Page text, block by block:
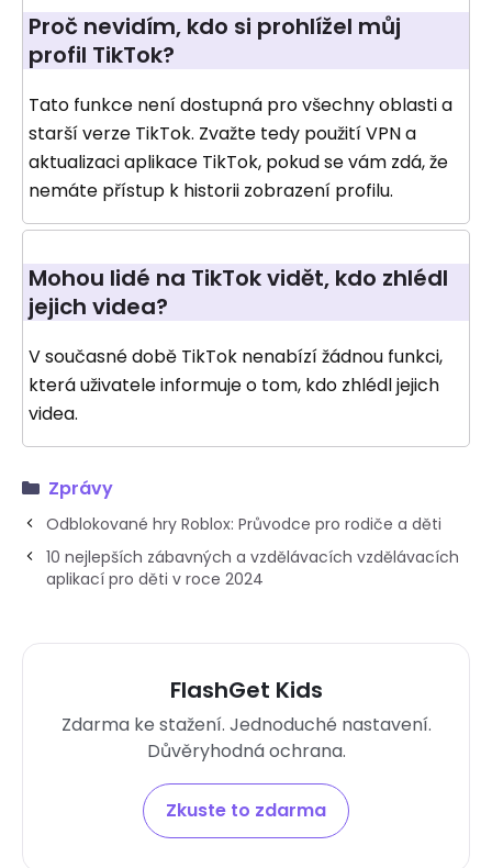
Proč nevidím, kdo si prohlížel můj
profil TikTok?
Tato funkce není dostupná pro všechny oblasti a
starší verze TikTok. Zvažte tedy použití VPN a
aktualizaci aplikace TikTok, pokud se vám zdá, že
nemáte přístup k historii zobrazení profilu.
Mohou lidé na TikTok vidět, kdo zhlédl
jejich videa?
V současné době TikTok nenabízí žádnou funkci,
která uživatele informuje o tom, kdo zhlédl jejich
videa.
Zprávy
Odblokované hry Roblox: Průvodce pro rodiče a děti
10 nejlepších zábavných a vzdělávacích vzdělávacích
aplikací pro děti v roce 2024
FlashGet Kids
Zdarma ke stažení. Jednoduché nastavení.
Důvěryhodná ochrana.
Zkuste to zdarma